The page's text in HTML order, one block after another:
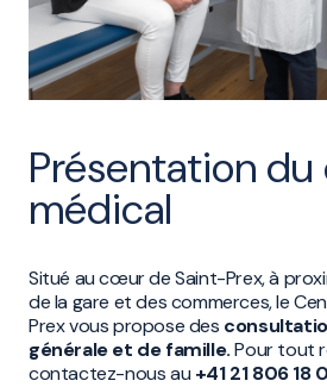
Présentation
médical
Situé au cœur de Saint-Prex, à
de la gare et des commerces, le
Prex vous propose des
générale et de famille.Pour tout
contactez-nous au +41 21 806 18